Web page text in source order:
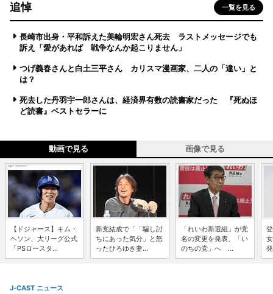
追悼 一覧を見る
長崎市出身・平和訴えた美輪明宏さん死去 ラストメッセージでも
訴え「愛があれば 戦争なんか起こりません」
つげ義春さんと白土三平さん カリスマ漫画家、二人の「違い」と
は？
死去した丹羽宇一郎さんは、経済界有数の読書家だった 『死ぬほ
ど読書』ベストセラーに
動画で見る 画像で見る
【ドジャース】キム・
ヘソン、大リーグ公式
「PSロースタ...
新党結成で「「騙し討
ちにあった気分」と怒
ったひろゆき妻...
「れいわ新選組」が党
名の変更を発表、「い
のちの党」へ ...
J-CAST ニュース